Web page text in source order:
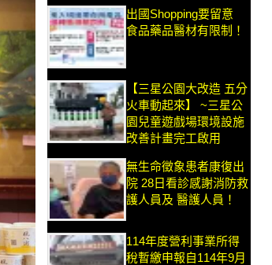
出國Shopping要留意
食品藥品醫材有限制！
【三星公園大改造 五分
火車動起來】 ~三星公
園兒童遊戲場環境設施
改善計畫完工啟用
無生命徵象患者康復出
院 28日看診感謝消防救
護人員及 醫護人員！
114年度營利事業所得
稅暫繳申報自114年9月